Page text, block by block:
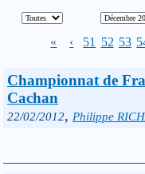
« ‹ 51 52 53
Championnat de
Cachan
22/02/2012, Philippe